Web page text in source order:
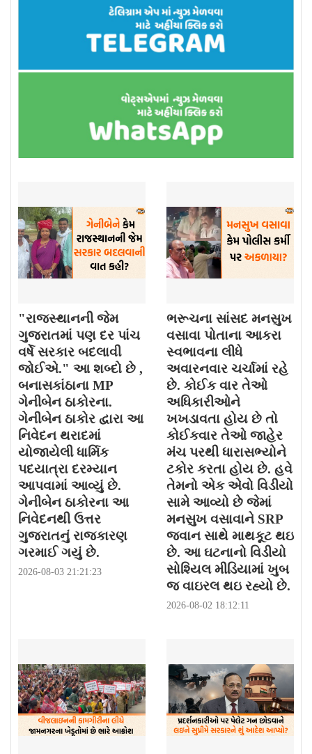
"રાજસ્થાનની જેમ
ગુજરાતમાં પણ દર પાંચ
વર્ષે સરકાર બદલાવી
જોઈએ." આ શબ્દો છે ,
બનાસકાંઠાના MP
ગેનીબેન ઠાકોરના.
ગેનીબેન ઠાકોર દ્વારા આ
નિવેદન થરાદમાં
યોજાયેલી ધાર્મિક
પદયાત્રા દરમ્યાન
આપવામાં આવ્યું છે.
ગેનીબેન ઠાકોરના આ
નિવેદનથી ઉત્તર
ગુજરાતનું રાજકારણ
ગરમાઈ ગયું છે.
2026-08-03 21:21:23
ભરૂચના સાંસદ મનસુખ
વસાવા પોતાના આકરા
સ્વભાવના લીધે
અવારનવાર ચર્ચામાં રહે
છે. કોઈક વાર તેઓ
અધિકારીઓને
ખખડાવતા હોય છે તો
કોઈકવાર તેઓ જાહેર
મંચ પરથી ધારાસભ્યોને
ટકોર કરતા હોય છે. હવે
તેમનો એક એવો વિડીયો
સામે આવ્યો છે જેમાં
મનસુખ વસાવાને SRP
જવાન સાથે માથકૂટ થઇ
છે. આ ઘટનાનો વિડીયો
સોશ્યિલ મીડિયામાં ખુબ
જ વાઇરલ થઇ રહ્યો છે.
2026-08-02 18:12:11